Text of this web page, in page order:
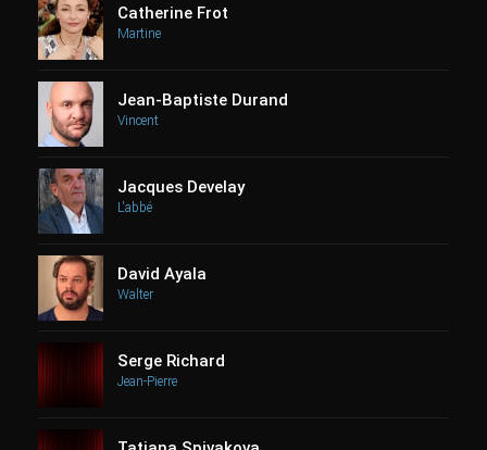
Catherine Frot
Martine
Jean-Baptiste Durand
Vincent
Jacques Develay
L'abbé
David Ayala
Walter
Serge Richard
Jean-Pierre